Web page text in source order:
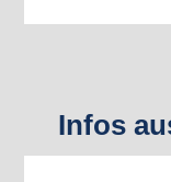
Infos